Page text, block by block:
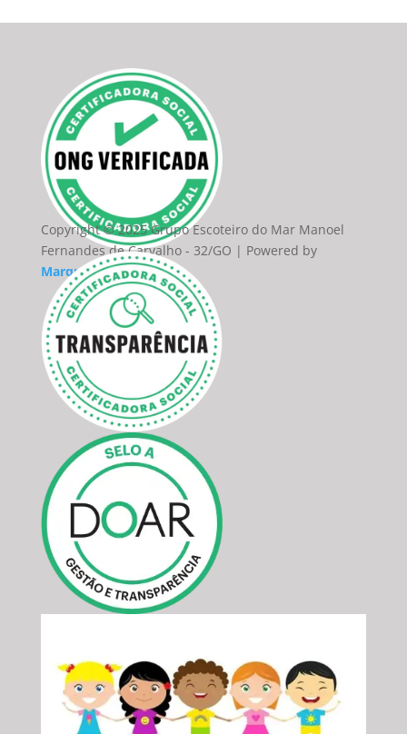
Copyright © 2025 Grupo Escoteiro do Mar Manoel
Fernandes de Carvalho - 32/GO | Powered by
Marquim do Site